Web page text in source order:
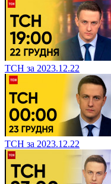
ТСН за 2023.12.22
ТСН за 2023.12.22